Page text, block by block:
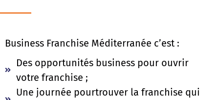
Business Franchise Méditerranée c’est :
Des opportunités business pour ouvrir
votre franchise ;
Une journée pourtrouver la franchise qui